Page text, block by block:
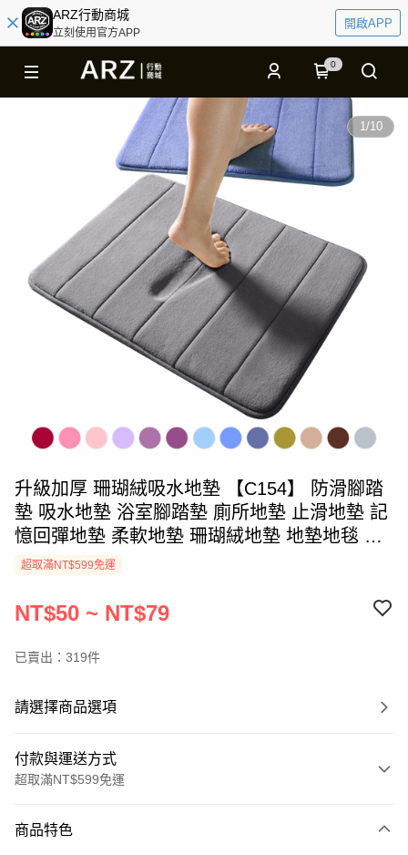
ARZ行動商城
立刻使用官方APP
開啟APP
0
1/10
升級加厚 珊瑚絨吸水地墊 【C154】 防滑腳踏
墊 吸水地墊 浴室腳踏墊 廁所地墊 止滑地墊 記
憶回彈地墊 柔軟地墊 珊瑚絨地墊 地墊地毯 腳
踏墊 踏巾 踏墊 衛浴用品
超取滿NT$599免運
NT$50 ~ NT$79
已賣出：319件
請選擇商品選項
付款與運送方式
超取滿NT$599免運
信用卡一次付款
商品特色